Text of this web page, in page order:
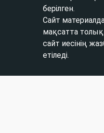
берілген.
Сайт
мақсатта толық
сайт иесінің
етіледі.